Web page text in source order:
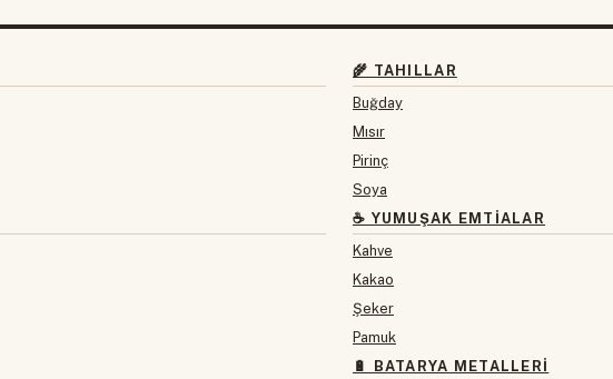
🌾 TAHILLAR
Buğday
Mısır
Pirinç
Soya
☕ YUMUŞAK EMTIALAR
Kahve
Kakao
Şeker
Pamuk
🔋 BATARYA METALLERI